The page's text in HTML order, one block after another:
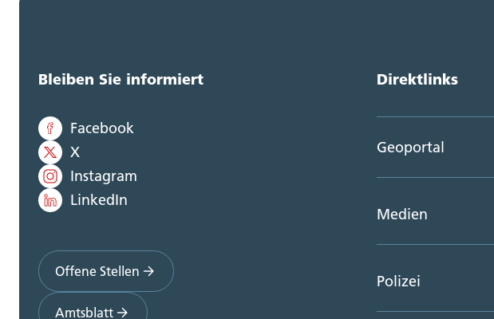
Bleiben Sie informiert
Facebook
X
Instagram
LinkedIn
Offene Stellen
Amtsblatt
Direktlinks
Geoportal
Medien
Polizei